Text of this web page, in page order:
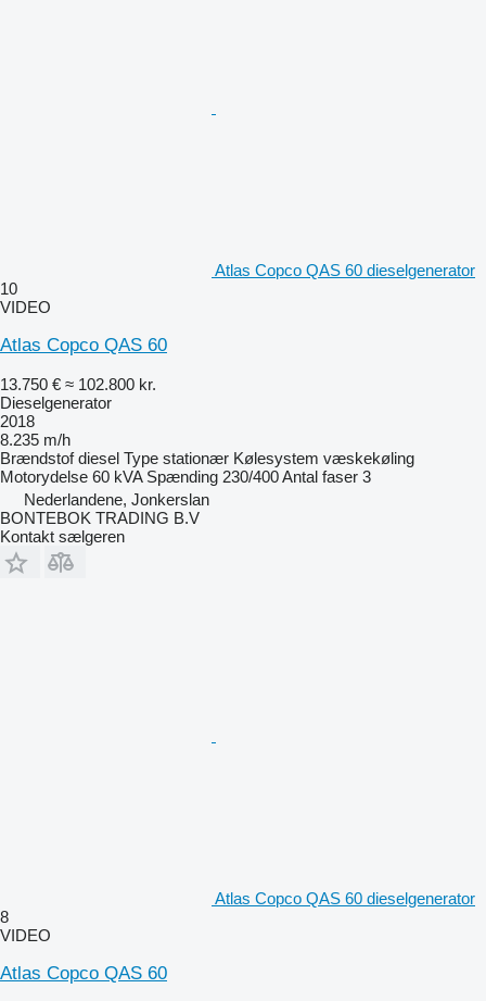
Atlas Copco QAS 60 dieselgenerator
10
VIDEO
Atlas Copco QAS 60
13.750 € ≈ 102.800 kr.
Dieselgenerator
2018
8.235 m/h
Brændstof diesel Type stationær Kølesystem væskekøling
Motorydelse 60 kVA Spænding 230/400Antal faser 3
Nederlandene, Jonkerslan
BONTEBOK TRADING B.V
Kontakt sælgeren
Atlas Copco QAS 60 dieselgenerator
8
VIDEO
Atlas Copco QAS 60